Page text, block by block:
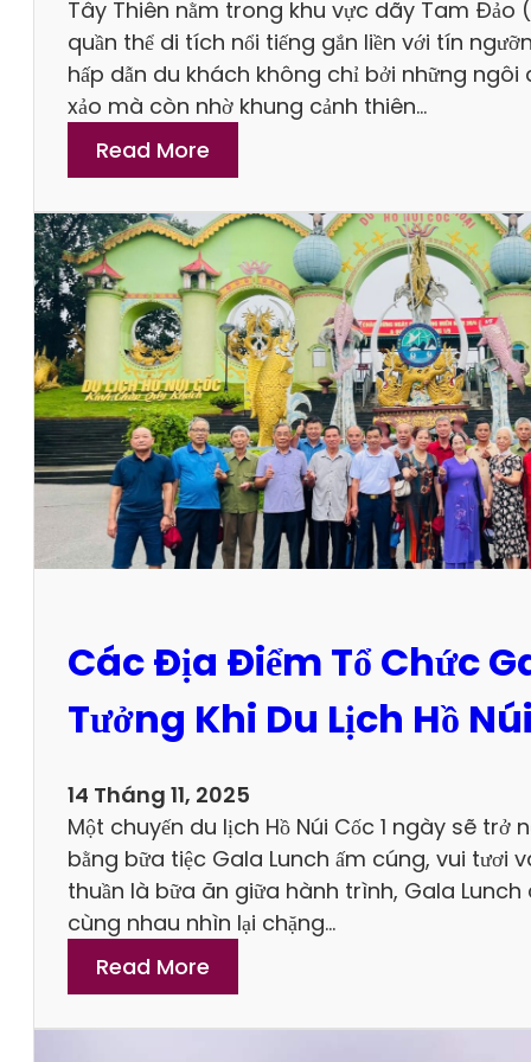
S
i
ê
u
i
ệ
n
L
ợ
u
L
ị
c
h
o
a
n
g
X
a
n
h
S
u
i
ê
n
N
g
à
y
1
ê
m
Tây Thiên nằm trong khu vực dãy Tam Đảo
quần thể di tích nổi tiếng gắn liền với tín
hấp dẫn du khách không chỉ bởi những ngôi
xảo mà còn nhờ khung cảnh thiên…
Read More
T
o
p
H
o
ạ
t
Đ
ộ
n
g
V
à
ả
N
h
ệ
m
K
h
Các Địa Điểm Tổ Chức
Tưởng Khi Du Lịch Hồ
14 Tháng 11, 2025
Một chuyến du lịch Hồ Núi Cốc 1 ngày sẽ trở
bằng bữa tiệc Gala Lunch ấm cúng, vui tươi
thuần là bữa ăn giữa hành trình, Gala Lunch
cùng nhau nhìn lại chặng…
Read More
C
á